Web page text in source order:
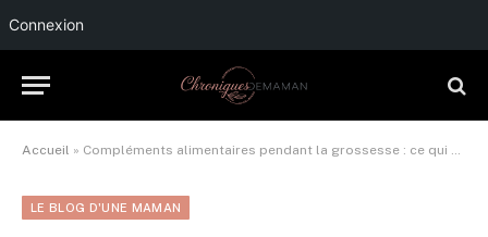
Connexion
Accueil » Compléments alimentaires pendant la grossesse : ce qui est vraiment sans danger (et ce que personne ne vous dit clairement)
LE BLOG D'UNE MAMAN